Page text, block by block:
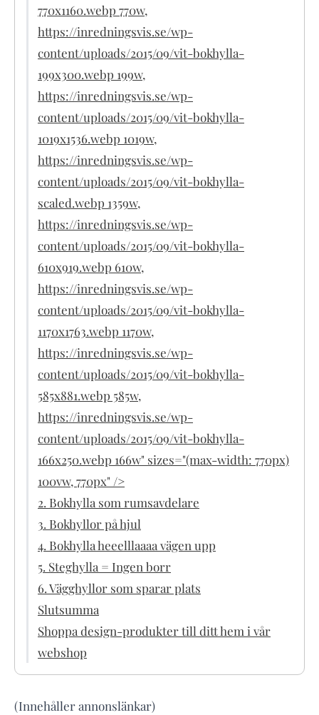
770x1160.webp 770w,
https://inredningsvis.se/wp-
content/uploads/2015/09/vit-bokhylla-
199x300.webp 199w,
https://inredningsvis.se/wp-
content/uploads/2015/09/vit-bokhylla-
1019x1536.webp 1019w,
https://inredningsvis.se/wp-
content/uploads/2015/09/vit-bokhylla-
scaled.webp 1359w,
https://inredningsvis.se/wp-
content/uploads/2015/09/vit-bokhylla-
610x919.webp 610w,
https://inredningsvis.se/wp-
content/uploads/2015/09/vit-bokhylla-
1170x1763.webp 1170w,
https://inredningsvis.se/wp-
content/uploads/2015/09/vit-bokhylla-
585x881.webp 585w,
https://inredningsvis.se/wp-
content/uploads/2015/09/vit-bokhylla-
166x250.webp 166w" sizes="(max-width: 770px)
100vw, 770px" />
2. Bokhylla som rumsavdelare
3. Bokhyllor på hjul
4. Bokhylla heeelllaaaa vägen upp
5. Steghylla = Ingen borr
6. Vägghyllor som sparar plats
Slutsumma
Shoppa design-produkter till ditt hem i vår
webshop
(Innehåller annonslänkar)